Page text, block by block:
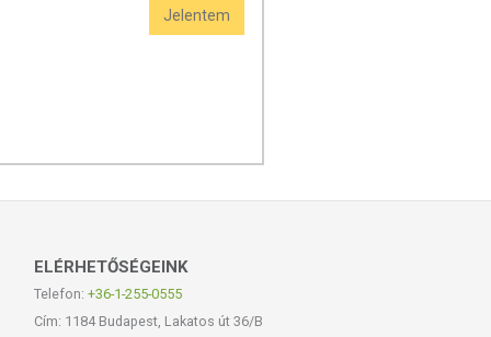
Jelentem
ELÉRHETŐSÉGEINK
Telefon: +36-1-255-0555
Cím: 1184 Budapest, Lakatos út 36/B